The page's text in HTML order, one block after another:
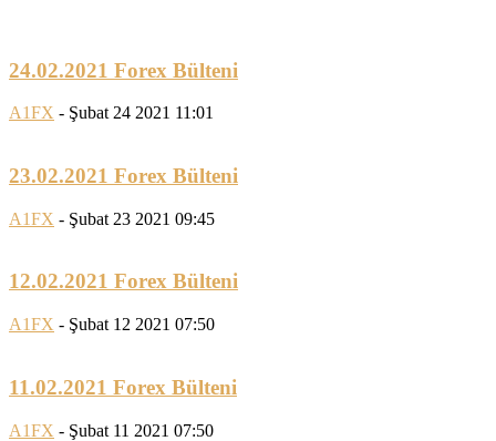
24.02.2021 Forex Bülteni
A1FX - Şubat 24 2021 11:01
23.02.2021 Forex Bülteni
A1FX - Şubat 23 2021 09:45
12.02.2021 Forex Bülteni
A1FX - Şubat 12 2021 07:50
11.02.2021 Forex Bülteni
A1FX - Şubat 11 2021 07:50